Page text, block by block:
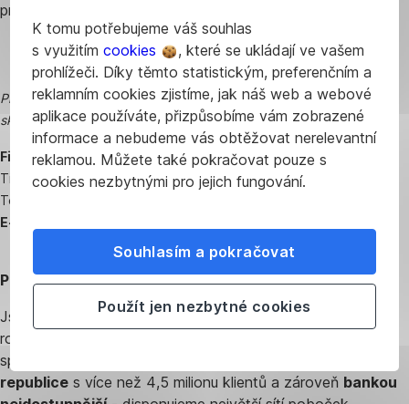
K tomu potřebujeme váš souhlas
s využitím cookies
, které se ukládají ve vašem
prohlížeči. Díky těmto statistickým, preferenčním a
reklamním cookies zjistíme, jak náš web a webové
aplikace používáte, přizpůsobíme vám zobrazené
informace a nebudeme vás obtěžovat nerelevantní
reklamou. Můžete také pokračovat pouze s
cookies nezbytnými pro jejich fungování.
Souhlasím a pokračovat
Použít jen nezbytné cookies
prostředků není zaručena.
Pro další informace prosím kontaktujte Tiskové centrum Finanční
skupiny České spořitelny:
Filip Hrubý
Tiskový mluvčí ČS
Tel.:
E-mail:
Profil České spořitelny
Jsme nejstarší českou bankou, naše kořeny sahají až do
roku 1825. Naším cílem je vést jednotlivce, firmy a celou
společnost k prosperitě. Jsme
republice s více než 4,5 milionu klientů a zároveň bankou